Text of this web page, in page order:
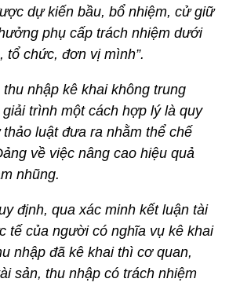
dự kiến bầu, bổ nhiệm, cử giữ
phụ cấp trách nhiệm dưới
tổ chức, đơn vị mình”.
nhập kê khai không trung
trình một cách hợp lý là quy
luật đưa ra nhằm thể chế
về việc nâng cao hiệu quả
nhũng.
định, qua xác minh kết luận tài
tế của người có nghĩa vụ kê khai
nhập đã kê khai thì cơ quan,
sản, thu nhập có trách nhiệm